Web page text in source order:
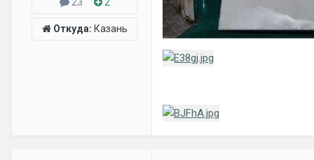
Откуда: Казань